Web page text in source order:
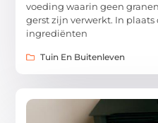
voeding waarin geen
gerst zijn verwerkt. In
ingrediënten
Tuin En Buitenleven